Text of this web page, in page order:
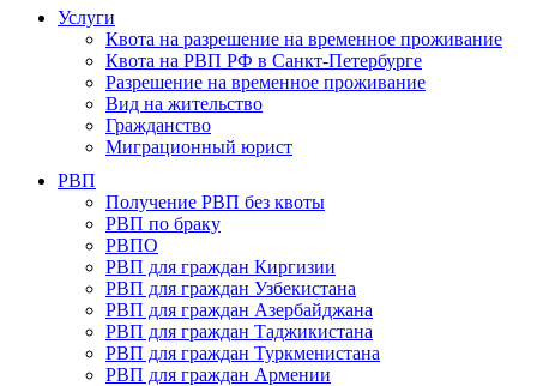
Услуги
Квота на разрешение на временное проживание
Квота на РВП РФ в Санкт-Петербурге
Разрешение на временное проживание
Вид на жительство
Гражданство
Миграционный юрист
РВП
Получение РВП без квоты
РВП по браку
РВПО
РВП для граждан Киргизии
РВП для граждан Узбекистана
РВП для граждан Азербайджана
РВП для граждан Таджикистана
РВП для граждан Туркменистана
РВП для граждан Армении